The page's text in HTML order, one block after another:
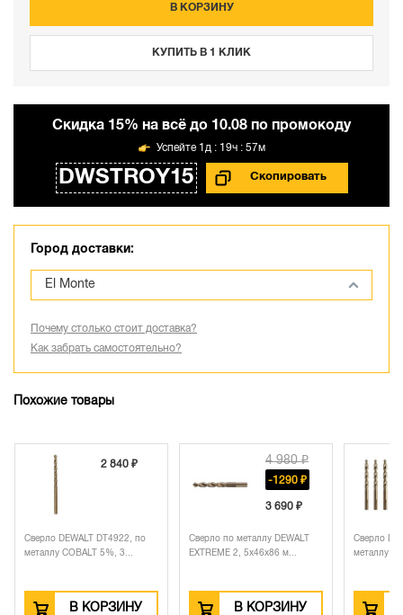
В КОРЗИНУ
КУПИТЬ В 1 КЛИК
Cкидка 15% на всё до 10.08 по промокоду
DWSTROY15
1д : 19ч : 57м
Город доставки:
El Monte
Почему столько стоит доставка?
Как забрать самостоятельно?
Похожие товары
2 840 ₽
Сверло DEWALT DT4922, по
металлу COBALT 5%, 3...
В КОРЗИНУ
4 980 ₽
-1290 ₽
3 690 ₽
Сверло по металлу DEWALT
EXTREME 2, 5x46x86 м...
В КОРЗИНУ
Сверло
металлу